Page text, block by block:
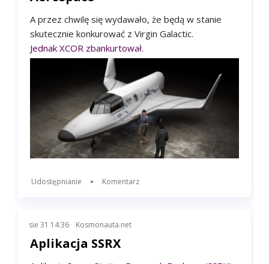
Aerospace
A przez chwilę się wydawało, że będą w stanie
skutecznie konkurować z Virgin Galactic.
Jednak XCOR zbankurtował.
sie 31 14:36 Kosmonauta.net
Aplikacja SSRX